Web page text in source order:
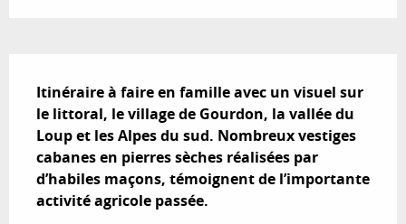
Itinéraire à faire en famille avec un visuel sur
le littoral, le village de Gourdon, la vallée du
Loup et les Alpes du sud. Nombreux vestiges
cabanes en pierres sèches réalisées par
d’habiles maçons, témoignent de l’importante
activité agricole passée.